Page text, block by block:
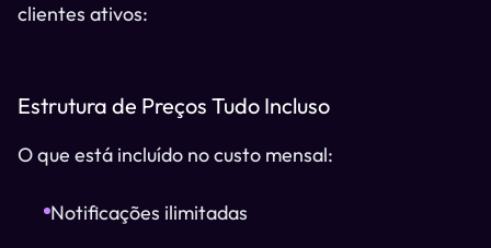
clientes ativos:
Estrutura de Preços Tudo Incluso
O que está incluído no custo mensal:
Notificações ilimitadas